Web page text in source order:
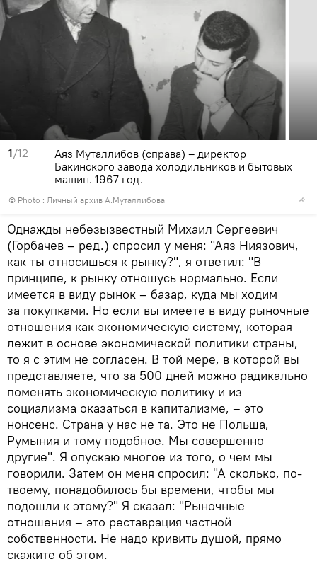
1/12
© Photo : Личный архив А.Муталлибова
Аяз Муталлибов (справа) – директор
Бакинского завода холодильников и бытовых
машин. 1967 год.
Однажды небезызвестный Михаил Сергеевич
(Горбачев – ред.) спросил у меня: "Аяз Ниязович,
как ты относишься к рынку?", я ответил: "В
принципе, к рынку отношусь нормально. Если
имеется в виду рынок – базар, куда мы ходим
за покупками. Но если вы имеете в виду рыночные
отношения как экономическую систему, которая
лежит в основе экономической политики страны,
то я с этим не согласен. В той мере, в которой вы
представляете, что за 500 дней можно радикально
поменять экономическую политику и из
социализма оказаться в капитализме, – это
нонсенс. Страна у нас не та. Это не Польша,
Румыния и тому подобное. Мы совершенно
другие". Я опускаю многое из того, о чем мы
говорили. Затем он меня спросил: "А сколько, по-
твоему, понадобилось бы времени, чтобы мы
подошли к этому?" Я сказал: "Рыночные
отношения – это реставрация частной
собственности. Не надо кривить душой, прямо
скажите об этом.